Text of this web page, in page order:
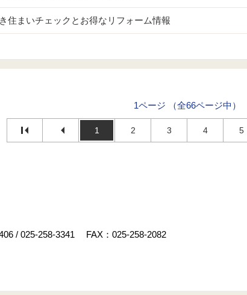
住まいチェックとお得なリフォーム情報
1ページ （全66ページ中）
1 2 3 4 5
/ 025-258-3341
FAX：025-258-2082